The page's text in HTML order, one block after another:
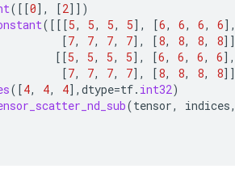
( [[0] , [2]] )
( [[[5, 5, 5, 5] , [6, 6, 6, 6] ,
[7, 7, 7, 7] , [8, 8, 8, 8]]
[[5, 5, 5, 5] , [6, 6, 6, 6] ,
[7, 7, 7, 7] , [8, 8, 8, 8
( [4, 4, 4] , dtype=tf. int32)
(tensor, indices,